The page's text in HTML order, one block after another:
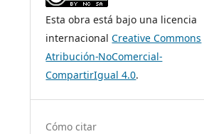
Esta obra está bajo una licencia
internacionalCreative Commons
Atribución-NoComercial-
CompartirIgual 4.0.
Cómo citar